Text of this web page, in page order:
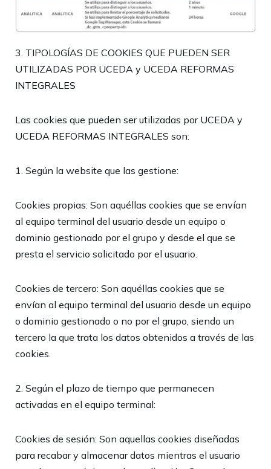
3. TIPOLOGÍAS DE COOKIES QUE PUEDEN SER
UTILIZADAS POR UCEDA y UCEDA REFORMAS
INTEGRALES
Las cookies que pueden ser utilizadas por UCEDA y
UCEDA REFORMAS INTEGRALES son:
1. Según la website que las gestione:
Cookies propias: Son aquéllas cookies que se envían
al equipo terminal del usuario desde un equipo o
dominio gestionado por el grupo y desde el que se
presta el servicio solicitado por el usuario.
Cookies de tercero: Son aquéllas cookies que se
envían al equipo terminal del usuario desde un equipo
o dominio gestionado o no por el grupo, siendo un
tercero la que trata los datos obtenidos a través de las
cookies.
2. Según el plazo de tiempo que permanecen
activadas en el equipo terminal:
Cookies de sesión: Son aquellas cookies diseñadas
para recabar y almacenar datos mientras el usuario